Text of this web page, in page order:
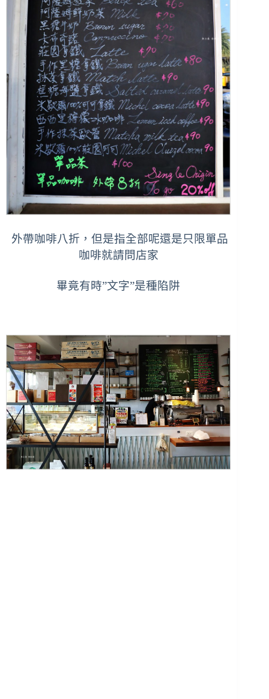
外帶咖啡八折，但是指全部呢還是只限單品
咖啡就請問店家
畢竟有時”文字”是種陷阱